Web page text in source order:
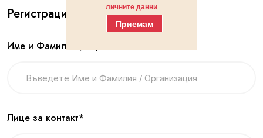
Регистрация
Име и Фамилия / Организация*
Лице за контакт*
личните данни
Приемам